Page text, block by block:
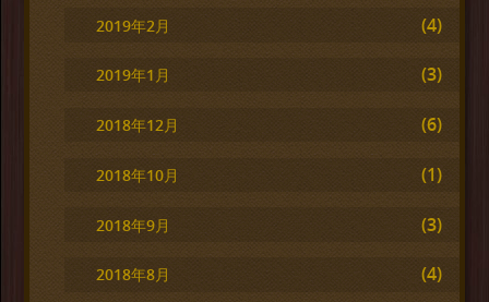
2019年2月 (4)
2019年1月 (3)
2018年12月 (6)
2018年10月 (1)
2018年9月 (3)
2018年8月 (4)